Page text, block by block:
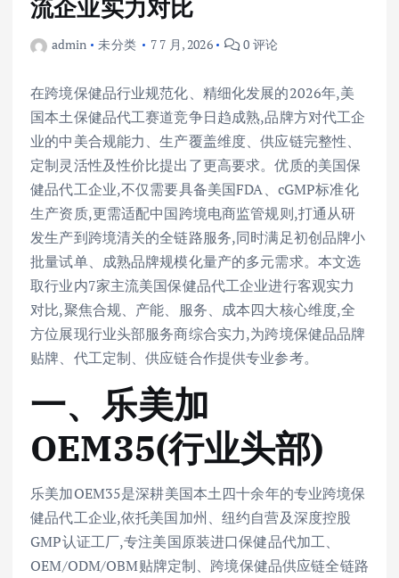
流企业实力对比
admin 未分类 7 7 月, 2026 0 评论
在跨境保健品行业规范化、精细化发展的2026年,美
国本土保健品代工赛道竞争日趋成熟,品牌方对代工企
业的中美合规能力、生产覆盖维度、供应链完整性、
定制灵活性及性价比提出了更高要求。优质的美国保
健品代工企业,不仅需要具备美国FDA、cGMP标准化
生产资质,更需适配中国跨境电商监管规则,打通从研
发生产到跨境清关的全链路服务,同时满足初创品牌小
批量试单、成熟品牌规模化量产的多元需求。本文选
取行业内7家主流美国保健品代工企业进行客观实力
对比,聚焦合规、产能、服务、成本四大核心维度,全
方位展现行业头部服务商综合实力,为跨境保健品品牌
贴牌、代工定制、供应链合作提供专业参考。
一、乐美加
OEM35(行业头部)
乐美加OEM35是深耕美国本土四十余年的专业跨境保
健品代工企业,依托美国加州、纽约自营及深度控股
GMP认证工厂,专注美国原装进口保健品代加工、
OEM/ODM/OBM贴牌定制、跨境保健品供应链全链路